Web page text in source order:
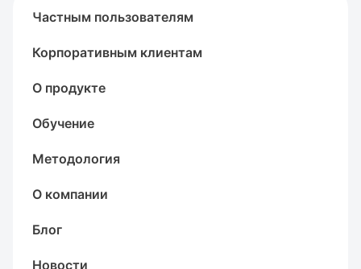
Частным пользователям
Корпоративным клиентам
О продукте
Обучение
Методология
О компании
Блог
Новости